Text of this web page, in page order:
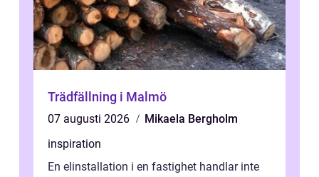
Trädfällning i Malmö
07 augusti 2026
Mikaela Bergholm
inspiration
En elinstallation i en fastighet handlar inte